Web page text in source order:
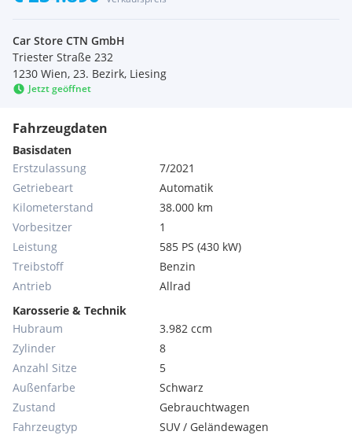
Car Store CTN GmbH
Triester Straße 232
1230 Wien, 23. Bezirk, Liesing
Jetzt geöffnet
Fahrzeugdaten
Basisdaten
Erstzulassung
7/2021
Getriebeart
Automatik
Kilometerstand
38.000 km
Vorbesitzer
1
Leistung
585 PS (430 kW)
Treibstoff
Benzin
Antrieb
Allrad
Karosserie & Technik
Hubraum
3.982 ccm
Zylinder
8
Anzahl Sitze
5
Außenfarbe
Schwarz
Zustand
Gebrauchtwagen
Fahrzeugtyp
SUV / Geländewagen